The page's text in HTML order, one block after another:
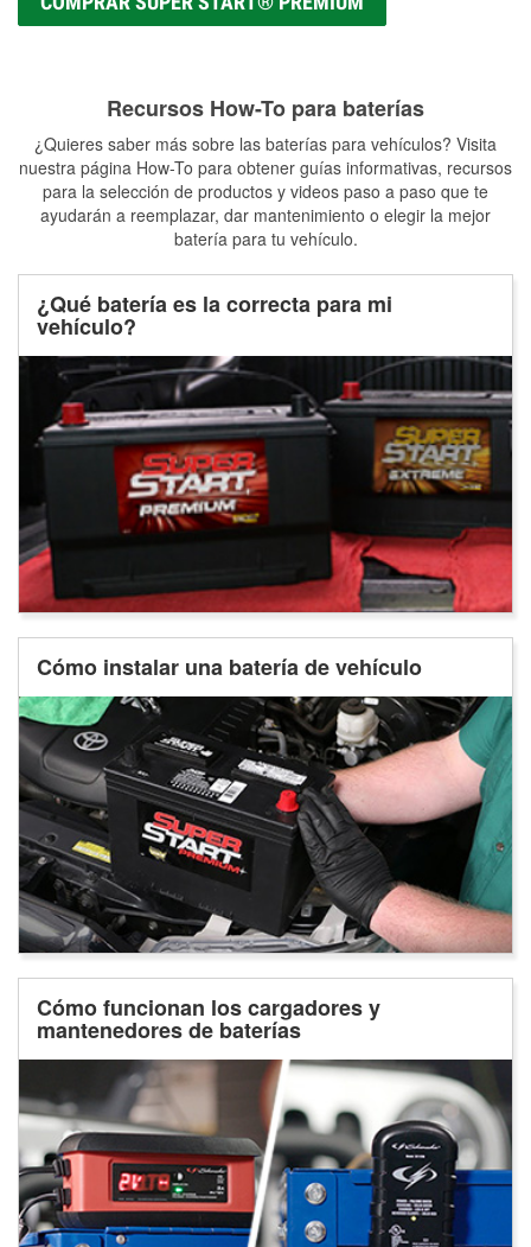
Recursos How-To para baterías
¿Quieres saber más sobre las baterías para vehículos? Visita
nuestra página How-To para obtener guías informativas, recursos
para la selección de productos y videos paso a paso que te
ayudarán a reemplazar, dar mantenimiento o elegir la mejor
batería para tu vehículo.
¿Qué batería es la correcta para mi
vehículo?
Cómo instalar una batería de vehículo
Cómo funcionan los cargadores y
mantenedores de baterías